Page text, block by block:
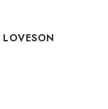
LOVESON